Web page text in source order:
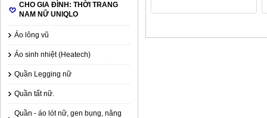
CHO GIA ĐÌNH: THỜI TRANG
NAM NỮ UNIQLO
Áo lông vũ
Áo sinh nhiệt (Heatech)
Quần Legging nữ
Quần tất nữ.
Quần - áo lót nữ, gen bụng, nâng